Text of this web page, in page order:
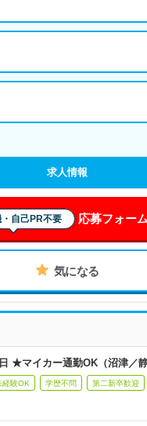
求人情報
自己PR不要 応募フォー
気になる
★マイカー通勤OK（沼津／静
経験OK 学歴不問 第二新卒歓迎